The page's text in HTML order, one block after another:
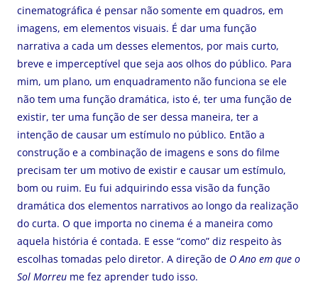
cinematográfica é pensar não somente em quadros, em
imagens, em elementos visuais. É dar uma função
narrativa a cada um desses elementos, por mais curto,
breve e imperceptível que seja aos olhos do público. Para
mim, um plano, um enquadramento não funciona se ele
não tem uma função dramática, isto é, ter uma função de
existir, ter uma função de ser dessa maneira, ter a
intenção de causar um estímulo no público. Então a
construção e a combinação de imagens e sons do filme
precisam ter um motivo de existir e causar um estímulo,
bom ou ruim. Eu fui adquirindo essa visão da função
dramática dos elementos narrativos ao longo da realização
do curta. O que importa no cinema é a maneira como
aquela história é contada. E esse “como” diz respeito às
escolhas tomadas pelo diretor. A direção de O Ano em que o
Sol Morreu me fez aprender tudo isso.